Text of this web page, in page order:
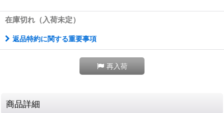
在庫切れ（入荷未定）
返品特約に関する重要事項
再入荷
商品詳細